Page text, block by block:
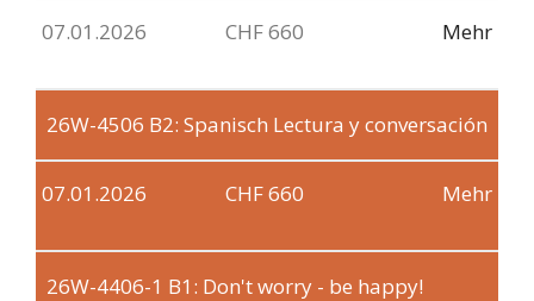
07.01.2026 CHF 660 Mehr
26W-4506 B2: Spanisch Lectura y conversación
07.01.2026 CHF 660 Mehr
26W-4406-1 B1: Don't worry - be happy!